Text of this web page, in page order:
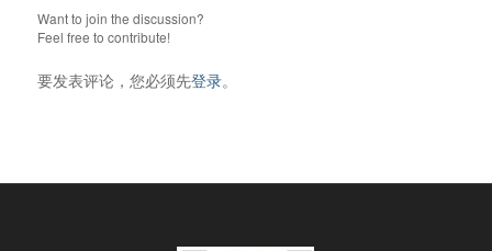
Want to join the discussion?
Feel free to contribute!
要发表评论，您必须先登录。